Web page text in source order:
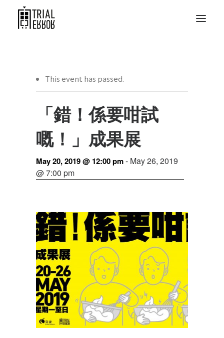
This event has passed.
「錯！係要咁試
嘅！」成果展
May 20, 2019 @ 12:00 pm- May 26, 2019
@ 7:00 pm